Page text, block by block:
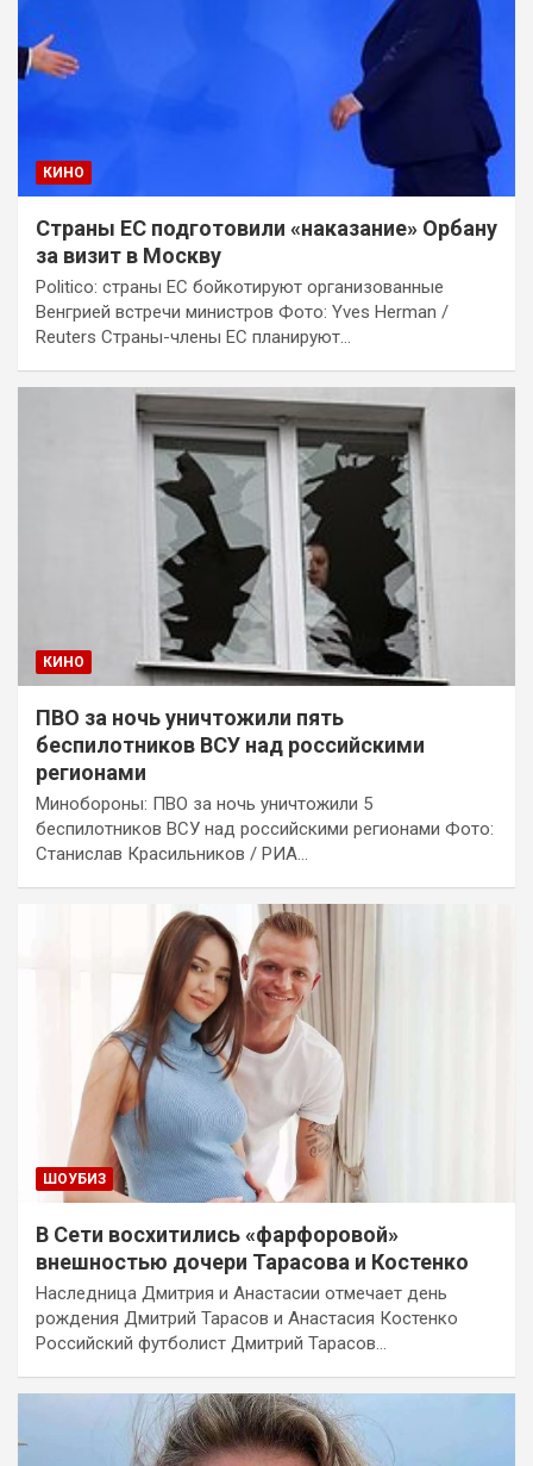
КИНО
Страны ЕС подготовили «наказание» Орбану
за визит в Москву
Politico: страны ЕС бойкотируют организованные
Венгрией встречи министров Фото: Yves Herman /
Reuters Страны-члены ЕС планируют…
КИНО
ПВО за ночь уничтожили пять
беспилотников ВСУ над российскими
регионами
Минобороны: ПВО за ночь уничтожили 5
беспилотников ВСУ над российскими регионами Фото:
Станислав Красильников / РИА…
ШОУБИЗ
В Сети восхитились «фарфоровой»
внешностью дочери Тарасова и Костенко
Наследница Дмитрия и Анастасии отмечает день
рождения Дмитрий Тарасов и Анастасия Костенко
Российский футболист Дмитрий Тарасов…